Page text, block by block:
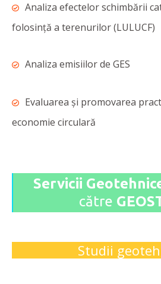
Analiza efectelor schimbării
folosință a terenurilor (LULUCF)
Analiza emisiilor de GES
Evaluarea și promovarea
economie circulară
Servicii
către
Studii